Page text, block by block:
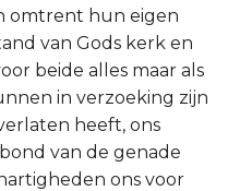
omtrent hun eigen
van Gods kerk en
beide alles maar als
in verzoeking zijn
heeft, ons
van de genade
ons voor